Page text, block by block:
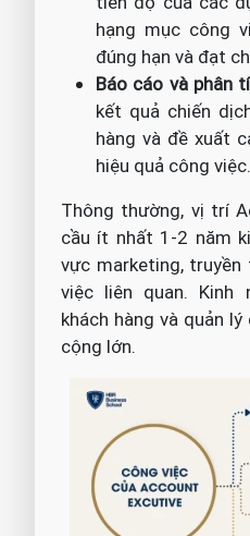
hạng mục công
đúng hạn và đạt
Báo cáo và phân
kết quả chiến
hàng và đề xuất
hiệu quả công việc.
Thông thường, vị trí
cầu ít nhất 1-2 năm
vực marketing,
việc liên quan. Kinh
khách hàng và quản
cộng lớn.